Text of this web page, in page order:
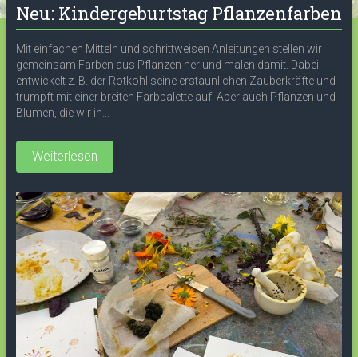
Neu: Kindergeburtstag Pflanzenfarben
Mit einfachen Mitteln und schrittweisen Anleitungen stellen wir
gemeinsam Farben aus Pflanzen her und malen damit. Dabei
entwickelt z. B. der Rotkohl seine erstaunlichen Zauberkräfte und
trumpft mit einer breiten Farbpalette auf. Aber auch Pflanzen und
Blumen, die wir in...
Weiterlesen